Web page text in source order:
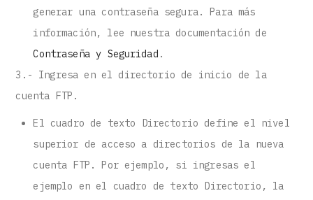
generar una contraseña segura. Para más
información, lee nuestra documentación de
Contraseña y Seguridad .
3.- Ingresa en el directorio de inicio de la
cuenta FTP.
El cuadro de texto Directorio define el nivel
superior de acceso a directorios de la nueva
cuenta FTP. Por ejemplo, si ingresas el
ejemplo en el cuadro de texto Directorio, la